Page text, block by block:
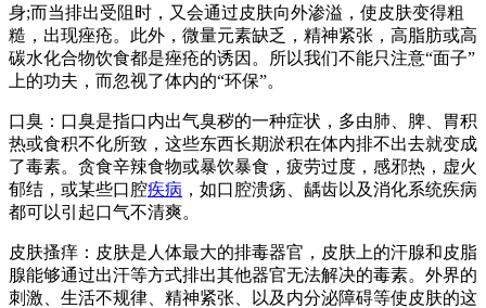
身;而当排出受阻时，又会通过皮肤向外渗溢，使皮肤变得粗
糙，出现痤疮。此外，微量元素缺乏，精神紧张，高脂肪或高
碳水化合物饮食都是痤疮的诱因。所以我们不能只注意“面子”
上的功夫，而忽视了体内的“环保”。
口臭：口臭是指口内出气臭秽的一种症状，多由肺、脾、胃积
热或食积不化所致，这些东西长期淤积在体内排不出去就变成
了毒素。贪食辛辣食物或暴饮暴食，疲劳过度，感邪热，虚火
郁结，或某些口腔疾病 ，如口腔溃疡、龋齿以及消化系统疾病
都可以引起口气不清爽。
皮肤搔痒：皮肤是人体最大的排毒器官，皮肤上的汗腺和皮脂
腺能够通过出汗等方式排出其他器官无法解决的毒素。外界的
刺激、生活不规律、精神紧张、以及内分泌障碍等使皮肤的这